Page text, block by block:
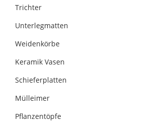
Trichter
Unterlegmatten
Weidenkörbe
Keramik Vasen
Schieferplatten
Mülleimer
Pflanzentöpfe